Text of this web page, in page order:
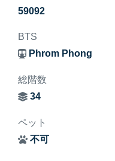
59092
BTS
Phrom Phong
総階数
34
ペット
不可